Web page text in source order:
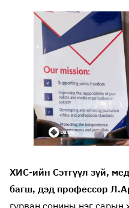
ХИС-ийн Сэтгүүл зүй,
багш, дэд профессор
гурван сонины нэг сарын